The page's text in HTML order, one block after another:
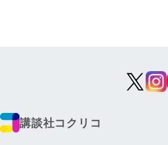
講談社コクリコ